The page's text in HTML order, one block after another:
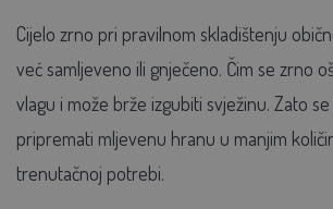
Cijelo zrno pri pravilnom skladištenju
već samljeveno ili gnječeno. Čim se zrno
vlagu i može brže izgubiti svježinu. Zato
pripremati mljevenu hranu u manjim
trenutačnoj potrebi.